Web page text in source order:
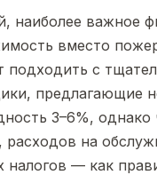
наиболее важное
вместо
подходить с
предлагающие
3–6%,
расходов на
налогов — как